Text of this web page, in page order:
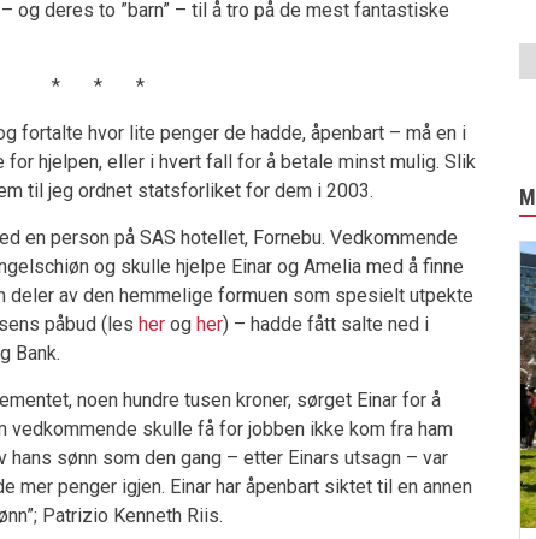
og deres to ”barn” – til å tro på de mest fantastiske
* * *
fortalte hvor lite penger de hadde, åpenbart – må en i
for hjelpen, eller i hvert fall for å betale minst mulig. Slik
til jeg ordnet statsforliket for dem i 2003.
en person på SAS hotellet, Fornebu. Vedkommende
og skulle hjelpe Einar og Amelia med å finne
deler av den hemmelige formuen som spesielt utpekte
påbud (les her og her) – hadde fått salte ned i
Bank.
noen hundre tusen kroner, sørget Einar for å
skulle få for jobben ikke kom fra ham
hans sønn som den gang – etter Einars utsagn – var
mer penger igjen. Einar har åpenbart siktet til en annen
Patrizio Kenneth Riis.